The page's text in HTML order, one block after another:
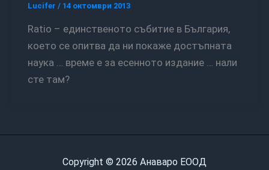
Lucifer / 14 октомври 2013
Ratio – единственото събитие в България,
което се опитва да ни покаже достъпната
наука … време е за есенното издание … нали
сте там?
Copyright © 2026 Анаваро ЕООД